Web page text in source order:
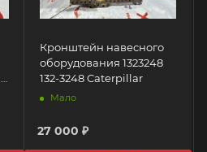
Кронштейн навесного
оборудования 1323248
132-3248 Caterpillar
Мало
27 000 ₽